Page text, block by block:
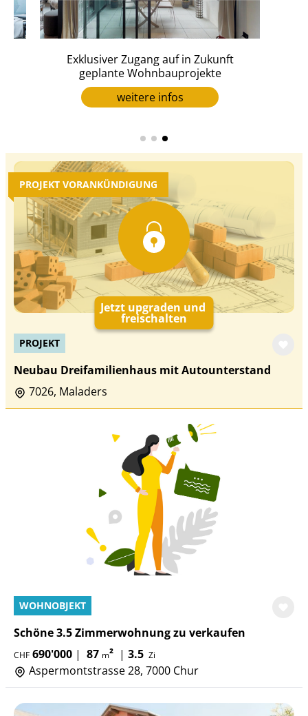
Exklusiver Zugang auf in Zukunft
geplante Wohnbauprojekte
weitere infos
PROJEKT VORANKÜNDIGUNG
Jetzt upgraden und
freischalten
PROJEKT
Neubau Dreifamilienhaus mit Autounterstand
7026, Maladers
WOHNOBJEKT
Schöne 3.5 Zimmerwohnung zu verkaufen
CHF 690'000 | 87 m² | 3.5 Zi
Aspermontstrasse 28, 7000 Chur